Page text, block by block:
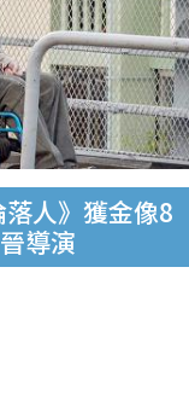
落人》獲金像8
導演